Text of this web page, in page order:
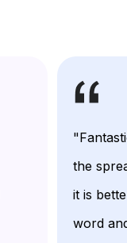
the
it is
word